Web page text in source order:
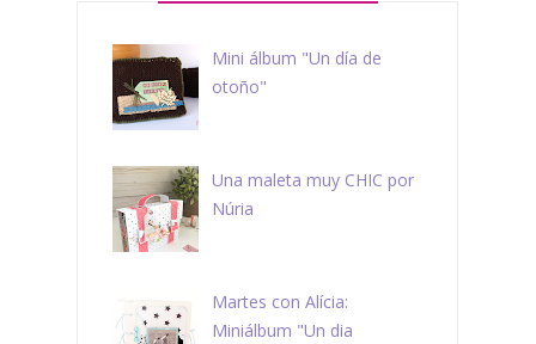
Mini álbum "Un día de
otoño"
Una maleta muy CHIC por
Núria
Martes con Alícia:
Miniálbum "Un dia